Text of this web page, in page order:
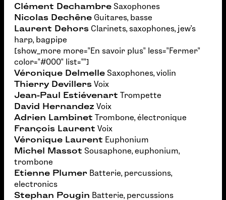
Clément Dechambre Saxophones
Nicolas Dechêne Guitares, basse
Laurent Dehors Clarinets, saxophones, jew’s
harp, bagpipe
[show_more more="En savoir plus" less="Fermer"
color="#000" list=""]
Véronique Delmelle Saxophones, violin
Thierry Devillers Voix
Jean-Paul Estiévenart Trompette
David Hernandez Voix
Adrien Lambinet Trombone, électronique
François Laurent Voix
Véronique Laurent Euphonium
Michel Massot Sousaphone, euphonium,
trombone
Etienne Plumer Batterie, percussions,
electronics
Stephan Pougin Batterie, percussions